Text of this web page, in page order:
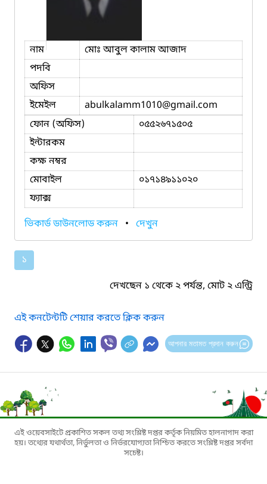
নাম
মোঃ আবুল কালাম আজাদ
পদবি
অফিস
ইমেইল
abulkalamm1010@gmail.com
ফোন (অফিস)
০৫৫২৬৭১৫০৫
ইন্টারকম
কক্ষ নম্বর
মোবাইল
০১৭১৪৯১১০২০
ফ্যাক্স
ভিকার্ড ডাউনলোড করুন • দেখুন
১
দেখছেন ১ থেকে ২ পর্যন্ত, মোট ২ এন্ট্রি
এই কনটেন্টটি শেয়ার করতে ক্লিক করুন
আপনার মতামত প্রদান করুন
এই ওয়েবসাইটে প্রকাশিত সকল তথ্য সংশ্লিষ্ট দপ্তর কর্তৃক নিয়মিত হালনাগাদ করা
হয়। তথ্যের যথার্থতা, নির্ভুলতা ও নির্ভরযোগ্যতা নিশ্চিত করতে সংশ্লিষ্ট দপ্তর সর্বদা
সচেষ্ট।